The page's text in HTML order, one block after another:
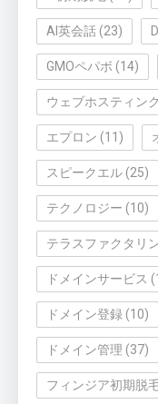
AI英会話 (23)
GMOペパボ (14)
ウェブホスティン
エプロン (11)
スピークエル (25)
テクノロジー (10)
テラスファクタリ
ドメインサービス
ドメイン登録 (10)
ドメイン管理 (37)
フィンジア初期脱